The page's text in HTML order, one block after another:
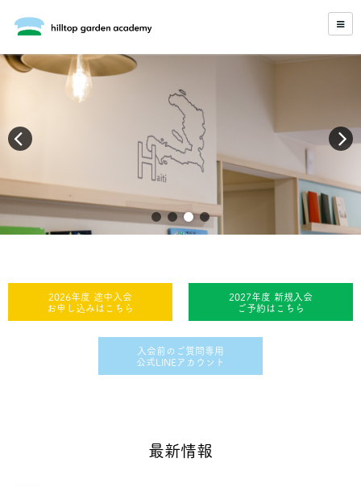
2026年度 途中入会
お申し込みはこちら
2027年度 新規入会
ご予約はこちら
入会前のご質問専用
公式LINEアカウント
最新情報